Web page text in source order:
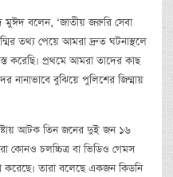
বলেন, ‘জাতীয় জরুরি সেবা
তথ্য পেয়ে আমরা দ্রুত ঘটনাস্থলে
করেছি। প্রথমে আমরা তাদের কাছ
নানাভাবে বুঝিয়ে পুলিশের জিম্মায়
আটক তিন জনের দুই জন ১৬
কোনও চলচ্চিত্র বা ভিডিও গেমস
করেছে। তারা বলেছে একজন কিডনি